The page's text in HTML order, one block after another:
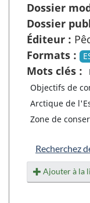
Dossier
Dossier
Éditeur :
Formats :
Mots clés :
Objectifs de
Arctique de
Zone de
Recherchez
Ajouter à la